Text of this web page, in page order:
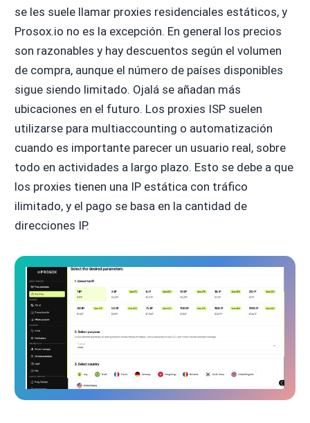
se les suele llamar proxies residenciales estáticos, y
Prosox.io no es la excepción. En general los precios
son razonables y hay descuentos según el volumen
de compra, aunque el número de países disponibles
sigue siendo limitado. Ojalá se añadan más
ubicaciones en el futuro. Los proxies ISP suelen
utilizarse para multiaccounting o automatización
cuando es importante parecer un usuario real, sobre
todo en actividades a largo plazo. Esto se debe a que
los proxies tienen una IP estática con tráfico
ilimitado, y el pago se basa en la cantidad de
direcciones IP.